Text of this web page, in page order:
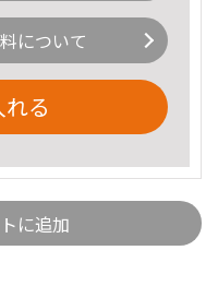
について
る
に追加